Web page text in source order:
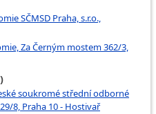
SČMSD Praha, s.r.o.,
Za Černým mostem 362/3,
soukromé střední odborné
8, Praha 10 - Hostivař